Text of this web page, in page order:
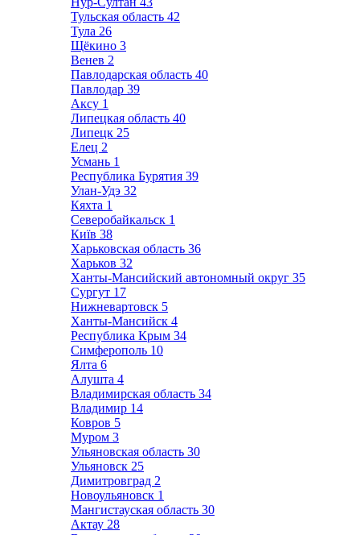
Тульская область 42
Тула 26
Щёкино 3
Венев 2
Павлодарская область 40
Павлодар 39
Аксу 1
Липецкая область 40
Липецк 25
Елец 2
Усмань 1
Республика Бурятия 39
Улан-Удэ 32
Кяхта 1
Северобайкальск 1
Київ 38
Харьковская область 36
Харьков 32
Ханты-Мансийский автономный округ 35
Сургут 17
Нижневартовск 5
Ханты-Мансийск 4
Республика Крым 34
Симферополь 10
Ялта 6
Алушта 4
Владимирская область 34
Владимир 14
Ковров 5
Муром 3
Ульяновская область 30
Ульяновск 25
Димитровград 2
Новоульяновск 1
Мангистауская область 30
Актау 28